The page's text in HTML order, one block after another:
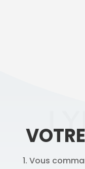
1. Vous